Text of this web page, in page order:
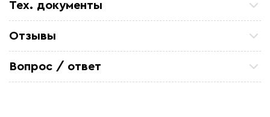
Тех. документы
полы Caleo
Отзывы
ТСЖ 15/43 Закупали кабель для очистных
коммуникаций. Все отлично. по цене и срокам
устроило
Вопрос / ответ